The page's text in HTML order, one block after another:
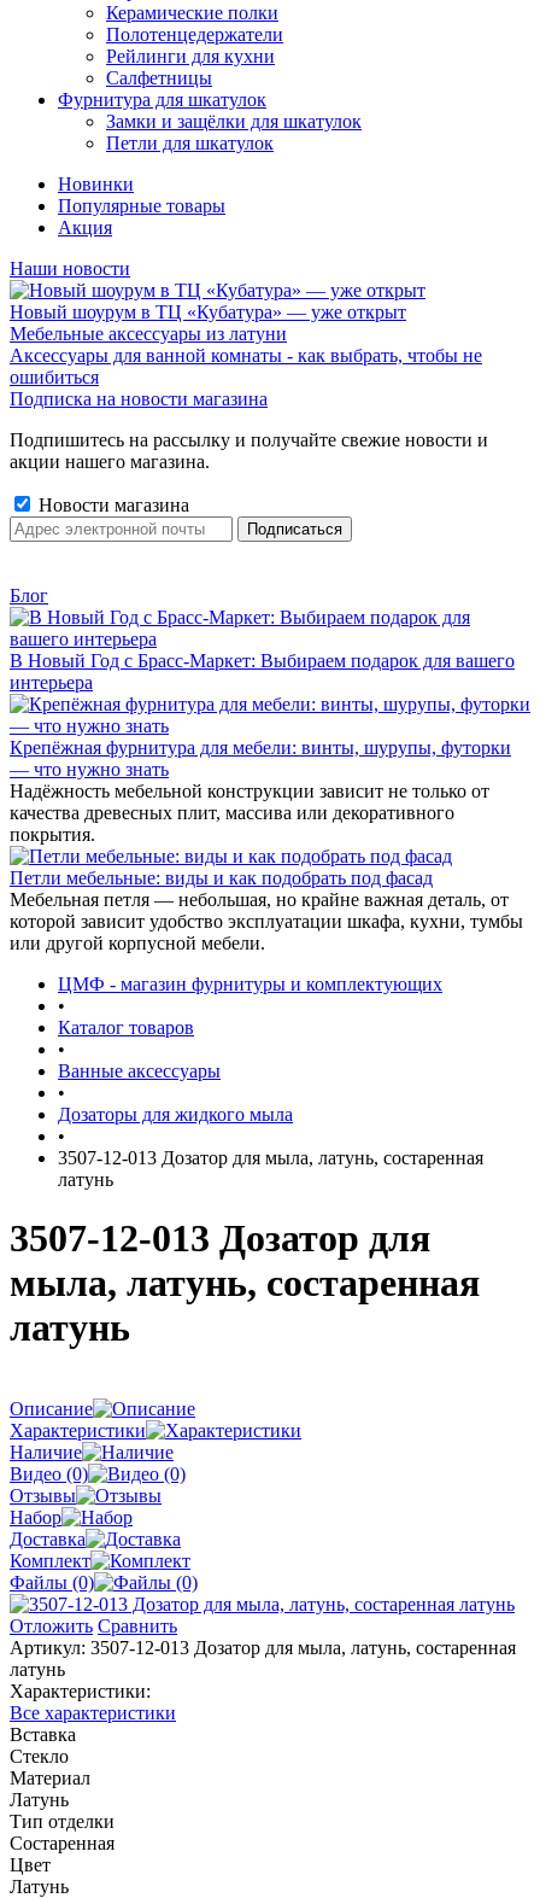
Керамические полки
Полотенцедержатели
Рейлинги для кухни
Салфетницы
Фурнитура для шкатулок
Замки и защёлки для шкатулок
Петли для шкатулок
Новинки
Популярные товары
Акция
Наши новости
Новый шоурум в ТЦ «Кубатура» — уже открыт
Мебельные аксессуары из латуни
Аксессуары для ванной комнаты - как выбрать, чтобы не
ошибиться
Подписка на новости магазина
Подпишитесь на рассылку и получайте свежие новости и
акции нашего магазина.
Новости магазина
Блог
В Новый Год с Брасс-Маркет: Выбираем подарок для вашего
интерьера
Крепёжная фурнитура для мебели: винты, шурупы, футорки
— что нужно знать
Надёжность мебельной конструкции зависит не только от
качества древесных плит, массива или декоративного
покрытия.
Петли мебельные: виды и как подобрать под фасад
Мебельная петля — небольшая, но крайне важная деталь, от
которой зависит удобство эксплуатации шкафа, кухни, тумбы
или другой корпусной мебели.
ЦМФ - магазин фурнитуры и комплектующих
•
Каталог товаров
•
Ванные аксессуары
•
Дозаторы для жидкого мыла
•
3507-12-013 Дозатор для мыла, латунь, состаренная
латунь
3507-12-013 Дозатор для
мыла, латунь, состаренная
латунь
Описание
Характеристики
Наличие
Видео (0)
Отзывы
Набор
Доставка
Комплект
Файлы (0)
Отложить Сравнить
Артикул: 3507-12-013 Дозатор для мыла, латунь, состаренная
латунь
Характеристики:
Все характеристики
Вставка
Стекло
Материал
Латунь
Тип отделки
Состаренная
Цвет
Латунь